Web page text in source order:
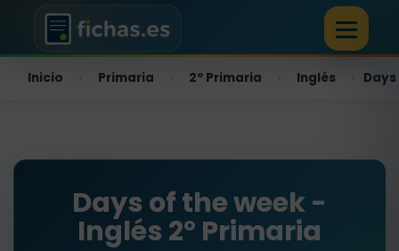
Inicio Primaria 2º Primaria Inglés
Days of the week -
Inglés 2º Primaria